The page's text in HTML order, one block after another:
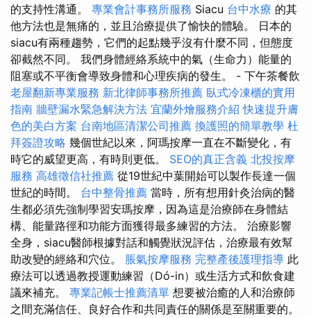
的支持性溝通。 專業會計事務所服務 Siacu 台中水療 的其
他方法也是無痛的，並且治療提供了愉快的體驗。 日本的
siacu有兩種趨勢，它們的起點幾乎沒有什麼不同，但態度
卻截然不同。 我們身體經絡系統中的氣（生命力）能量的
阻塞或不平衡會導致身體和心理疾病的發生。 - 下午茶餐飲
老屋翻新專業服務 新北律師事務所推薦 臥式冷凍櫃的實用
指南 牆壁漏水緊急解決方法 宜蘭外燴服務介紹 快速提升膚
色的美白方案 台南地區清潔公司推薦 換護照的簡單教學 杜
拜簽證攻略 幾個世紀以來，阿瑪按摩一直在不斷變化，有
時它的威望更高，有時則更低。 SEO的真正含義 北投按摩
服務 高雄徵信社推薦 從19世紀中葉開始可以製作長達一個
世紀的時間。 台中整骨推薦 當時，所有想用針灸治病的醫
生都必須先強制學習安瑪按摩，因為這是治療師在身體結
構、能量路徑和功能方面獲得最多練習的方法。 治療影響
全身，siacu醫師根據對話和觸覺狀況評估，治療最有效幫
助改變的經絡和穴位。 脹氣按摩服務 完整產後護理指導 此
療法可以透過教授運動練習（Dó-in）或生活方式和飲食建
議來補充。 專業記帳士推薦清單 想要被治癒的人和治療師
之間充滿信任、良好合作和共同責任的關係是至關重要的。